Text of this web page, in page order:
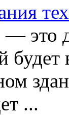
это
...